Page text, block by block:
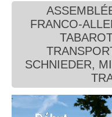
AIDE À LA DÉCOUPE
DE VIDÉOSFRANCO-
SCHNIEDER,
Audition
ministre des
notamment sur
allemandes